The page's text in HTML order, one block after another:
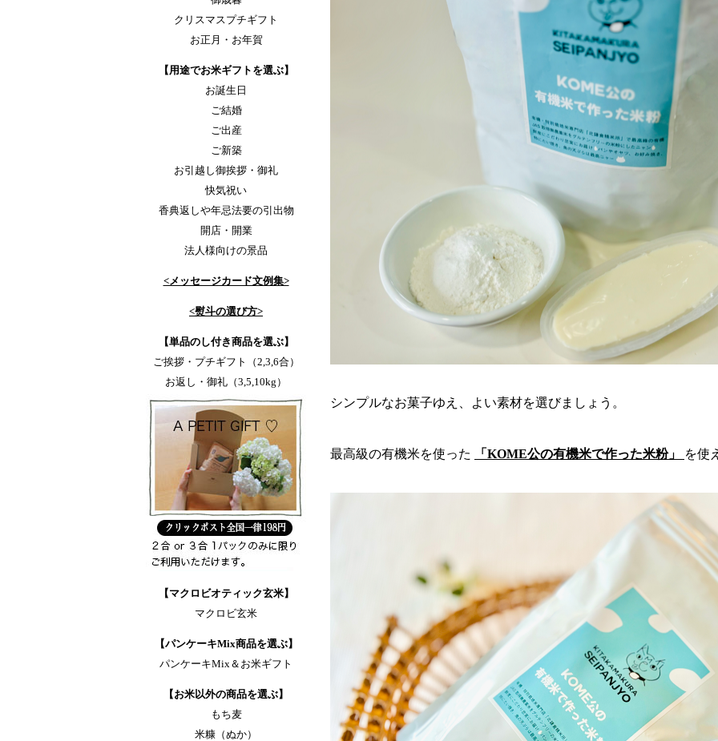
クリスマスプチギフト
お正月・お年賀
【用途でお米ギフトを選ぶ】
お誕生日
ご結婚
ご出産
ご新築
お引越し御挨拶・御礼
快気祝い
香典返しや年忌法要の引出物
開店・開業
法人様向けの景品
<メッセージカード文例集>
<熨斗の選び方>
【単品のし付き商品を選ぶ】
ご挨拶・プチギフト（2,3,6合）
お返し・御礼（3,5,10kg）
【マクロビオティック玄米】
マクロビ玄米
【パンケーキMix商品を選ぶ】
パンケーキMix＆お米ギフト
【お米以外の商品を選ぶ】
もち麦
米糠（ぬか）
シンプルなお菓子ゆえ、よい素材を選びましょう。
最高級の有機米を使った 「KOME公の有機米で作った米粉」 を使